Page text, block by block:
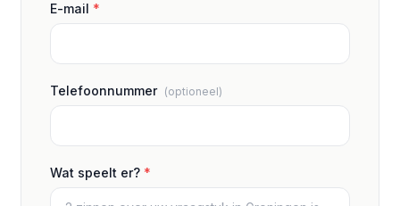
E-mail *
Telefoonnummer (optioneel)
Wat speelt er? *